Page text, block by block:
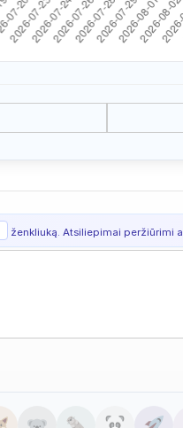
ženkliuką. Atsiliepimai peržiūrimi